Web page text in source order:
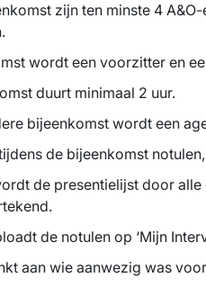
zijn ten minste 4
wordt een voorzitter en
duurt minimaal 2 uur.
bijeenkomst wordt een
de bijeenkomst
de presentielijst door
de notulen op ‘Mijn
aan wie aanwezig was